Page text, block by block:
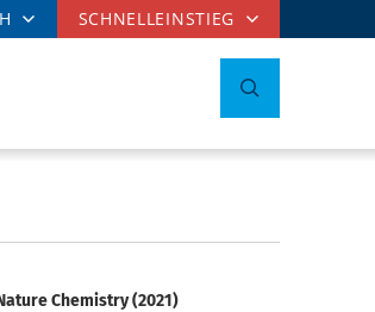
SCHNELLEINSTIEG
Chemistry (2021)